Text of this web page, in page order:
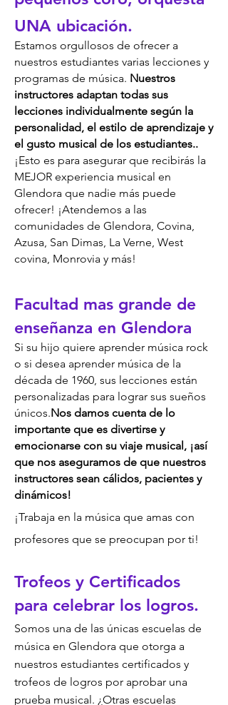
UNA ubicación.
Estamos orgullosos de ofrecer a
nuestros estudiantes varias lecciones y
programas de música. Nuestros
instructores adaptan todas sus
lecciones individualmente según la
personalidad, el estilo de aprendizaje y
el gusto musical de los estudiantes..
¡Esto es para asegurar que recibirás la
MEJOR experiencia musical en
Glendora que nadie más puede
ofrecer! ¡Atendemos a las
comunidades de Glendora, Covina,
Azusa, San Dimas, La Verne, West
covina, Monrovia y más!
Facultad mas grande de
enseñanza en Glendora
Si su hijo quiere aprender música rock
o si desea aprender música de la
década de 1960, sus lecciones están
personalizadas para lograr sus sueños
únicos.Nos damos cuenta de lo
importante que es divertirse y
emocionarse con su viaje musical, ¡así
que nos aseguramos de que nuestros
instructores sean cálidos, pacientes y
dinámicos!
¡Trabaja en la música que amas con
profesores que se preocupan por ti!
Trofeos y Certificados
para celebrar los logros.
Somos una de las únicas escuelas de
música en Glendora que otorga a
nuestros estudiantes certificados y
trofeos de logros por aprobar una
prueba musical. ¿Otras escuelas